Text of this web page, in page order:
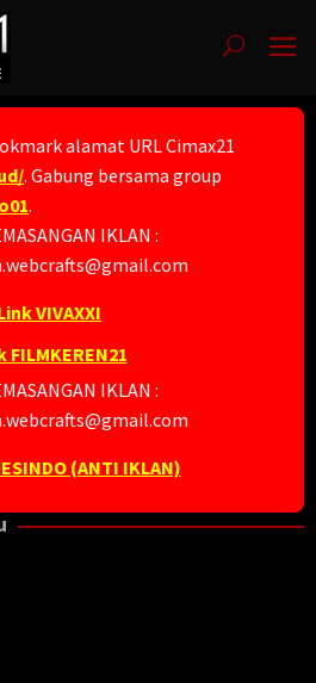
alamat URL Cimax21
. Gabung bersama group
.
IKLAN :
VIVAXXI
FILMKEREN21
IKLAN :
(ANTI IKLAN)